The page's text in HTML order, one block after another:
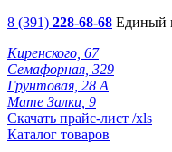
8 (391) 228-68-68 Единый
Киренского, 67
Семафорная, 329
Грунтовая, 28 А
Мате Залки, 9
Скачать прайс-лист /xls
Каталог товаров